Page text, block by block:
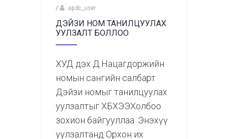
/
apdc_user
ДЭЙЗИ НОМ ТАНИЛЦУУЛАХ
УУЛЗАЛТ БОЛЛОО
ХУД дэх Д.Нацагдоржийн
номын сангийн салбарт
Дэйзи номыг танилцуулах
уулзалтыг ХБХЭЭХолбоо
зохион байгууллаа. Энэхүү
уулзалтанд Орхон их